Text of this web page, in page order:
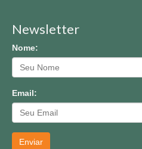
Newsletter
Nome:
Email:
Enviar